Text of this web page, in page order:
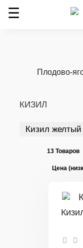
Плодово-
КИЗИЛ
Кизил желтый
13